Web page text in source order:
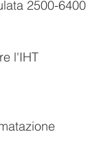
2500-6400
l'IHT